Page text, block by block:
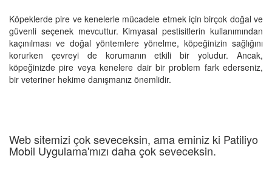
Köpeklerde pire ve kenelerle mücadele etmek için birçok doğal ve
güvenli seçenek mevcuttur. Kimyasal pestisitlerin kullanımından
kaçınılması ve doğal yöntemlere yönelme, köpeğinizin sağlığını
korurken çevreyi de korumanın etkili bir yoludur. Ancak,
köpeğinizde pire veya kenelere dair bir problem fark ederseniz,
bir veteriner hekime danışmanız önemlidir.
Web sitemizi çok seveceksin, ama eminiz ki Patiliyo
Mobil Uygulama'mızı daha çok seveceksin.